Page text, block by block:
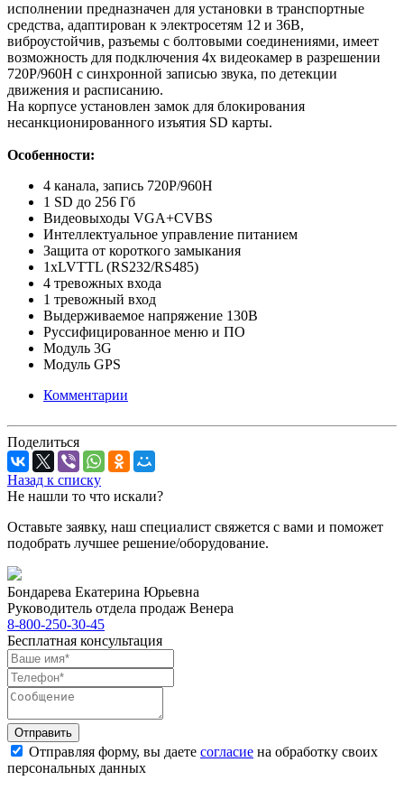
исполнении предназначен для установки в транспортные
средства, адаптирован к электросетям 12 и 36В,
виброустойчив, разъемы с болтовыми соединениями, имеет
возможность для подключения 4х видеокамер в разрешении
720Р/960Н с синхронной записью звука, по детекции
движения и расписанию.
На корпусе установлен замок для блокирования
несанкционированного изъятия SD карты.
Особенности:
4 канала, запись 720Р/960Н
1 SD до 256 Гб
Видеовыходы VGA+CVBS
Интеллектуальное управление питанием
Защита от короткого замыкания
1хLVTTL (RS232/RS485)
4 тревожных входа
1 тревожный вход
Выдерживаемое напряжение 130В
Руссифицированное меню и ПО
Модуль 3G
Модуль GPS
Комментарии
Поделиться
Назад к списку
Не нашли то что искали?
Оставьте заявку, наш специалист свяжется с вами и поможет
подобрать лучшее решение/оборудование.
Бондарева Екатерина Юрьевна
Руководитель отдела продаж Венера
8-800-250-30-45
Бесплатная консультация
Отправить
Отправляя форму, вы даете согласие на обработку своих
персональных данных